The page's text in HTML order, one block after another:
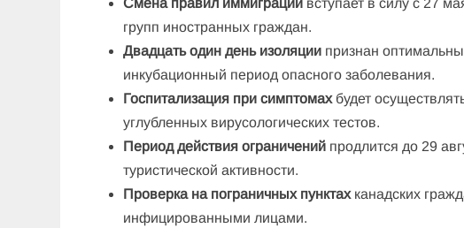
групп иностранных граждан.
Двадцать один день изоляции признан
инкубационный период опасного заболевания.
Госпитализация при симптомахбудет
углубленных вирусологических тестов.
Период действия ограничений продлится до 29
туристической активности.
Проверка на пограничных пунктахканадских
инфицированными лицами.